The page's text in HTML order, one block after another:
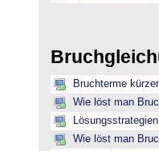
Bruchterme
Wie löst man
Wie löst man